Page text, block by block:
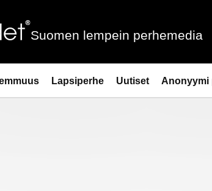
Suomen lempein perhemedia
Lapsiperhe Uutiset Anonyymi